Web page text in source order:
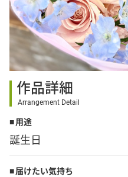
会員登録
その他
作品詳細
Arrangement Detail
用途
誕生日
届けたい気持ち